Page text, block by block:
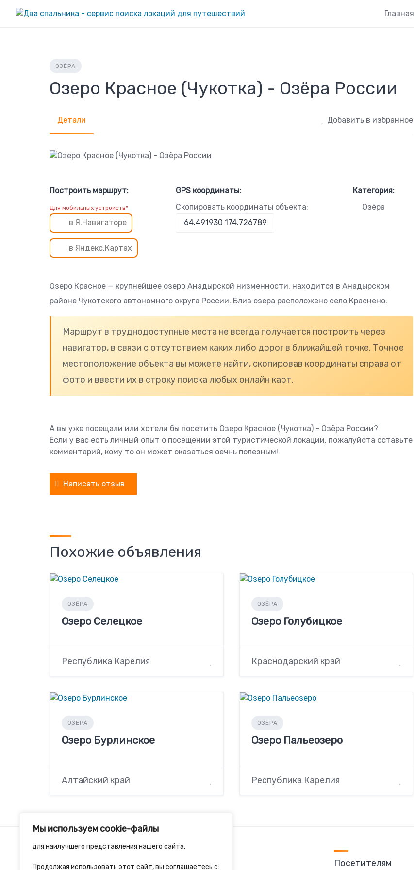
Мы используем cookie-файлы
для наилучшего представления нашего сайта.
Продолжая использовать этот сайт, вы соглашаетесь с:
Главная
ОЗЁРА
Озеро Красное (Чукотка) - Озёра России
Детали Добавить в избранное
Построить маршрут:
Для мобильных устройств*
в Я.Навигаторе
в Яндекс.Картах
GPS координаты:
Скопировать координаты объекта:
Категория:
Озёра
Озеро Красное — крупнейшее озеро Анадырской низменности, находится в Анадырском
районе Чукотского автономного округа России. Близ озера расположено село Краснено.
Маршрут в труднодоступные места не всегда получается построить через
навигатор, в связи с отсутствием каких либо дорог в ближайшей точке. Точное
местоположение объекта вы можете найти, скопировав координаты справа от
фото и ввести их в строку поиска любых онлайн карт.
А вы уже посещали или хотели бы посетить Озеро Красное (Чукотка) - Озёра России?
Если у вас есть личный опыт о посещении этой туристической локации, пожалуйста оставьте
комментарий, кому то он может оказаться оечнь полезным!
Написать отзыв
Похожие объявления
ОЗЁРА
Озеро Селецкое
Республика Карелия
ОЗЁРА
Озеро Голубицкое
Краснодарский край
ОЗЁРА
Озеро Бурлинское
Алтайский край
ОЗЁРА
Озеро Пальеозеро
Республика Карелия
Посетителям